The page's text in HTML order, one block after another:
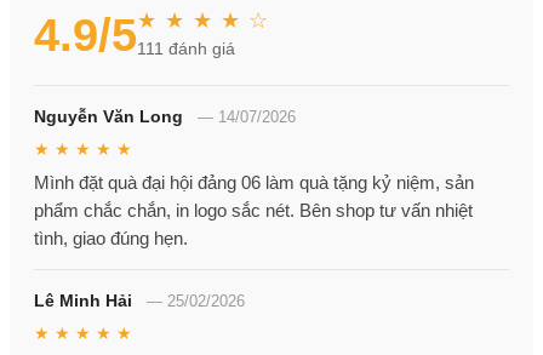
4.9/5★ ★ ★ ★ ☆
111 đánh giá
Nguyễn Văn Long — 14/07/2026
★ ★ ★ ★ ★
Mình đặt quà đại hội đảng 06 làm quà tặng kỷ niệm, sản
phẩm chắc chắn, in logo sắc nét. Bên shop tư vấn nhiệt
tình, giao đúng hẹn.
Lê Minh Hải — 25/02/2026
★ ★ ★ ★ ★